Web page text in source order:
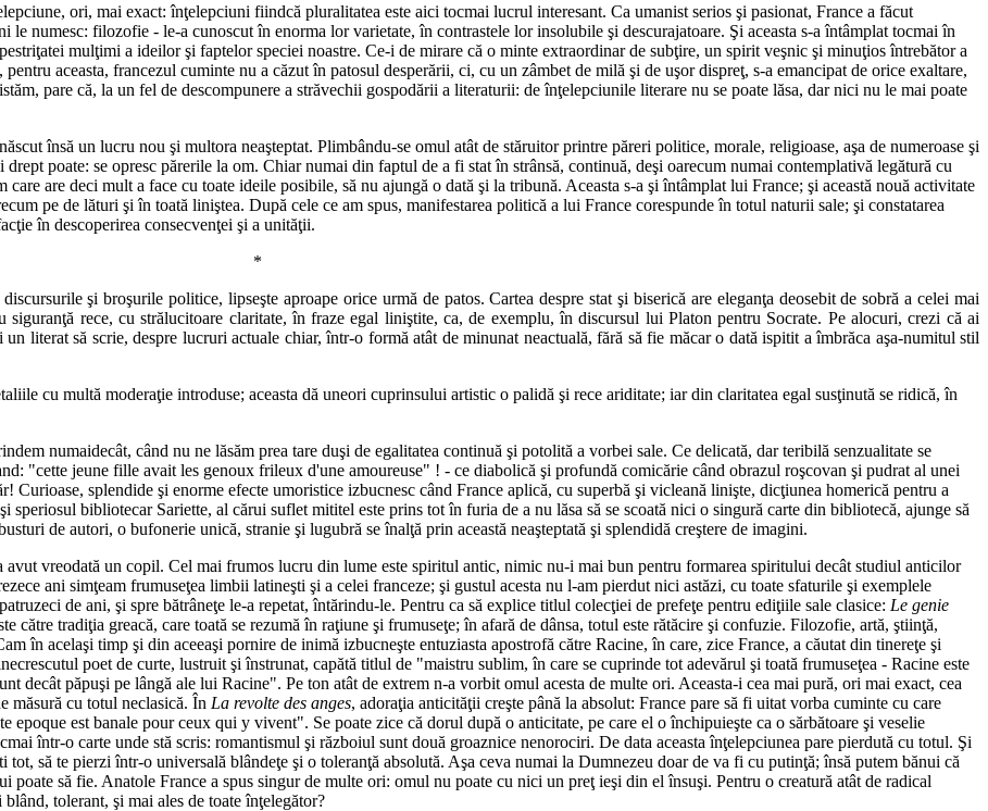
ori, mai exact: înţelepciuni fiindcă pluralitatea este aici tocmai lucrul interesant. Ca umanist serios şi pasionat, France a făcut
numesc: filozofie - le-a cunoscut în enorma lor varietate, în contrastele lor insolubile şi descurajatoare. Şi aceasta s-a întâmplat tocmai în
mulţimi a ideilor şi faptelor speciei noastre. Ce-i de mirare că o minte extraordinar de subţire, un spirit veşnic şi minuţios întrebător a
aceasta, francezul cuminte nu a căzut în patosul desperării, ci, cu un zâmbet de milă şi de uşor dispreţ, s-a emancipat de orice exaltare,
pare că, la un fel de descompunere a străvechii gospodării a literaturii: de înţelepciunile literare nu se poate lăsa, dar nici nu le mai poate
însă un lucru nou şi multora neaşteptat. Plimbându-se omul atât de stăruitor printre păreri politice, morale, religioase, aşa de numeroase şi
poate: se opresc părerile la om. Chiar numai din faptul de a fi stat în strânsă, continuă, deşi oarecum numai contemplativă legătură cu
are deci mult a face cu toate ideile posibile, să nu ajungă o dată şi la tribună. Aceasta s-a şi întâmplat lui France; şi această nouă activitate
pe de lături şi în toată liniştea. După cele ce am spus, manifestarea politică a lui France corespunde în totul naturii sale; şi constatarea
în descoperirea consecvenţei şi a unităţii.
*
şi broşurile politice, lipseşte aproape orice urmă de patos. Cartea despre stat şi biserică are eleganţa deosebit de sobră a celei mai
rece, cu strălucitoare claritate, în fraze egal liniştite, ca, de exemplu, în discursul lui Platon pentru Socrate. Pe alocuri, crezi că ai
literat să scrie, despre lucruri actuale chiar, într-o formă atât de minunat neactuală, fără să fie măcar o dată ispitit a îmbrăca aşa-numitul stil
cu multă moderaţie introduse; aceasta dă uneori cuprinsului artistic o palidă şi rece ariditate; iar din claritatea egal susţinută se ridică, în
numaidecât, când nu ne lăsăm prea tare duşi de egalitatea continuă şi potolită a vorbei sale. Ce delicată, dar teribilă senzualitate se
"cette jeune fille avait les genoux frileux d'une amoureuse" ! - ce diabolică şi profundă comicărie când obrazul roşcovan şi pudrat al unei
Curioase, splendide şi enorme efecte umoristice izbucnesc când France aplică, cu superbă şi vicleană linişte, dicţiunea homerică pentru a
speriosul bibliotecar Sariette, al cărui suflet mititel este prins tot în furia de a nu lăsa să se scoată nici o singură carte din bibliotecă, ajunge să
de autori, o bufonerie unică, stranie şi lugubră se înalţă prin această neaşteptată şi splendidă creştere de imagini.
vreodată un copil. Cel mai frumos lucru din lume este spiritul antic, nimic nu-i mai bun pentru formarea spiritului decât studiul anticilor
ani simţeam frumuseţea limbii latineşti şi a celei franceze; şi gustul acesta nu l-am pierdut nici astăzi, cu toate sfaturile şi exemplele
de ani, şi spre bătrâneţe le-a repetat, întărindu-le. Pentru ca să explice titlul colecţiei de prefeţe pentru ediţiile sale clasice: Le genie
către tradiţia greacă, care toată se rezumă în raţiune şi frumuseţe; în afară de dânsa, totul este rătăcire şi confuzie. Filozofie, artă, ştiinţă,
în acelaşi timp şi din aceeaşi pornire de inimă izbucneşte entuziasta apostrofă către Racine, în care, zice France, a căutat din tinereţe şi
poet de curte, lustruit şi înstrunat, capătă titlul de "maistru sublim, în care se cuprinde tot adevărul şi toată frumuseţea - Racine este
decât păpuşi pe lângă ale lui Racine". Pe ton atât de extrem n-a vorbit omul acesta de multe ori. Aceasta-i cea mai pură, ori mai exact, cea
măsură cu totul neclasică. În La revolte des anges, adoraţia anticităţii creşte până la absolut: France pare să fi uitat vorba cuminte cu care
epoque est banale pour ceux qui y vivent". Se poate zice că dorul după o anticitate, pe care el o închipuieşte ca o sărbătoare şi veselie
într-o carte unde stă scris: romantismul şi războiul sunt două groaznice nenorociri. De data aceasta înţelepciunea pare pierdută cu totul. Şi
tot, să te pierzi într-o universală blândeţe şi o toleranţă absolută. Aşa ceva numai la Dumnezeu doar de va fi cu putinţă; însă putem bănui că
poate să fie. Anatole France a spus singur de multe ori: omul nu poate cu nici un preţ ieşi din el însuşi. Pentru o creatură atât de radical
tolerant, şi mai ales de toate înţelegător?